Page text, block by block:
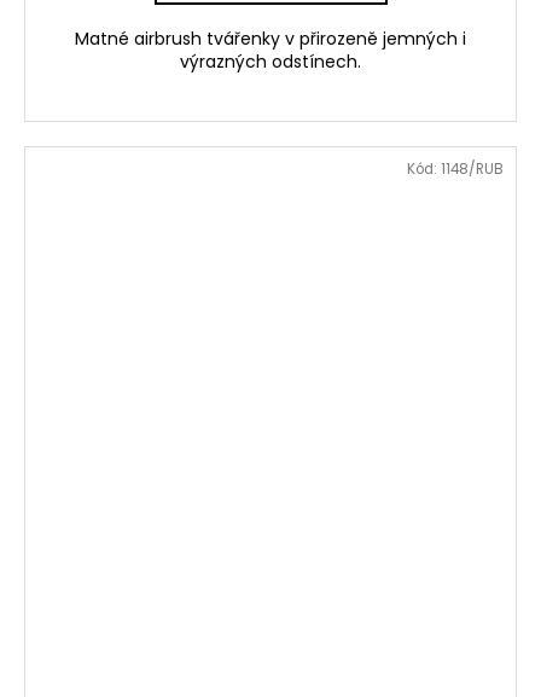
Matné airbrush tvářenky v přirozeně jemných i
výrazných odstínech.
Kód: 1148/RUB